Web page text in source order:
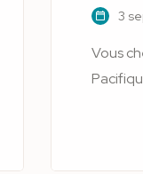
3
Vous